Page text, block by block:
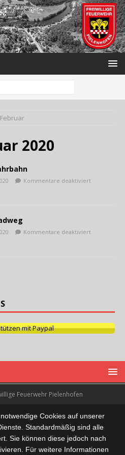
Februar
2020
Kommentare deaktiviert
Kommentare deaktiviert
mit Paypal
Feuerwehr Pielenhofen
Cookies auf unserer
Standardmäßig sind alle
Sie können diese jedoch nach
Für weitere Informationen